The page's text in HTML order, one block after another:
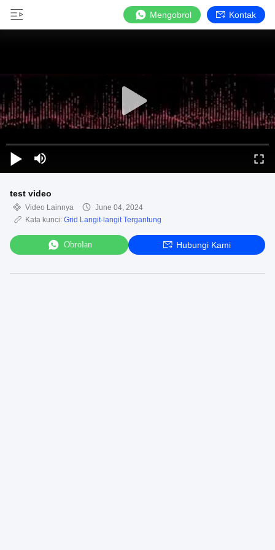
Mengobrol Kontak
test video
Video Lainnya
June 04, 2024
Kata kunci: Grid Langit-langit Tergantung
Obrolan Hubungi Kami